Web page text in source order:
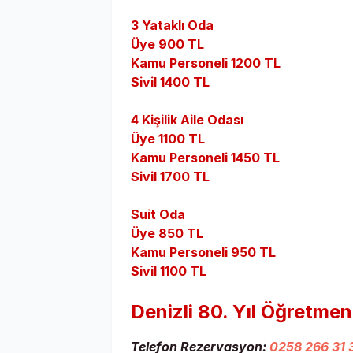
3 Yataklı Oda
Üye 900 TL
Kamu Personeli 1200 TL
Sivil 1400 TL
4 Kişilik Aile Odası
Üye 1100 TL
Kamu Personeli 1450 TL
Sivil 1700 TL
Suit Oda
Üye 850 TL
Kamu Personeli 950 TL
Sivil 1100 TL
Denizli 80. Yıl
Telefon Rezervasyon: 0258 266 31